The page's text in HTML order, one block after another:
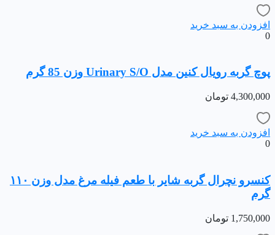
افزودن به سبد خرید
0
پوچ گربه رویال کنین مدل Urinary S/O وزن 85 گرم
4,300,000 تومان
افزودن به سبد خرید
0
کنسرو نچرال گربه شایر با طعم فیله مرغ مدل وزن ۱۱۰
گرم
1,750,000 تومان